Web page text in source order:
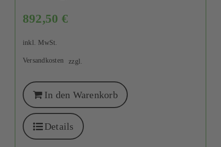
892,50 €
inkl. MwSt.
zzgl.
Versandkosten
In den Warenkorb
Details